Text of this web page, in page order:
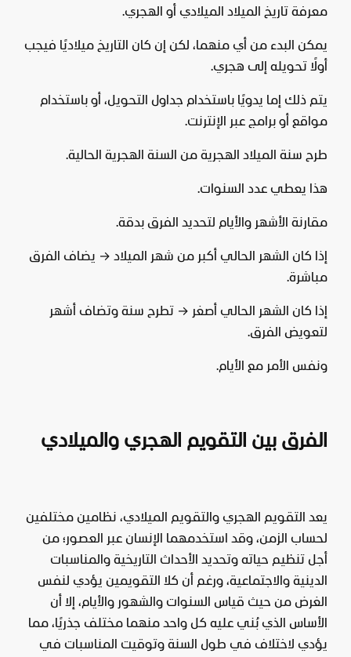
معرفة تاريخ الميلاد الميلادي أو الهجري.
يمكن البدء من أي منهما، لكن إن كان التاريخ ميلاديًا فيجب
أولًا تحويله إلى هجري.
يتم ذلك إما يدويًا باستخدام جداول التحويل، أو باستخدام
مواقع أو برامج عبر الإنترنت.
طرح سنة الميلاد الهجرية من السنة الهجرية الحالية.
هذا يعطي عدد السنوات.
مقارنة الأشهر والأيام لتحديد الفرق بدقة.
إذا كان الشهر الحالي أكبر من شهر الميلاد → يضاف الفرق
مباشرة.
إذا كان الشهر الحالي أصغر → تطرح سنة وتضاف أشهر
لتعويض الفرق.
ونفس الأمر مع الأيام.
الفرق بين التقويم الهجري والميلادي
يعد التقويم الهجري والتقويم الميلادي، نظامين مختلفين
لحساب الزمن، وقد استخدمهما الإنسان عبر العصور؛ من
أجل تنظيم حياته وتحديد الأحداث التاريخية والمناسبات
الدينية والاجتماعية، ورغم أن كلا التقويمين يؤدي لنفس
الغرض من حيث قياس السنوات والشهور والأيام، إلا أن
الأساس الذي بُني عليه كل واحد منهما مختلف جذريًا، مما
يؤدي لاختلاف في طول السنة وتوقيت المناسبات في